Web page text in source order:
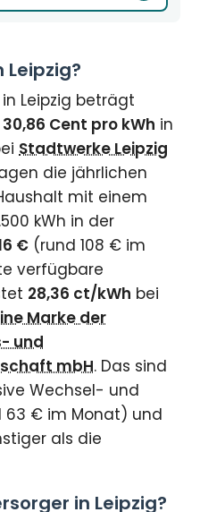
Leipzig beträgt
30,86 Cent pro kWh in
Stadtwerke Leipzig
die jährlichen
mit einem
kWh in der
€ (rund 108 € im
verfügbare
28,36 ct/kWh bei
Marke der
und
mbH. Das sind
Wechsel- und
63 € im Monat) und
als die
in Leipzig?